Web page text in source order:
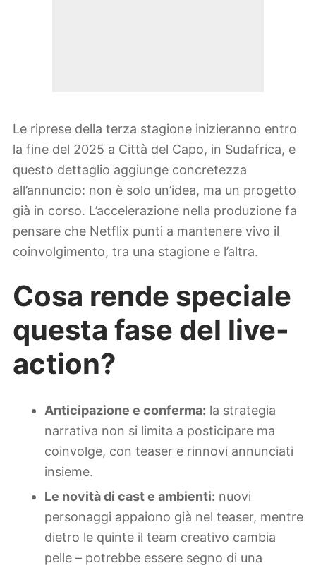
Le riprese della terza stagione inizieranno entro
la fine del 2025 a Città del Capo, in Sudafrica, e
questo dettaglio aggiunge concretezza
all’annuncio: non è solo un’idea, ma un progetto
già in corso. L’accelerazione nella produzione fa
pensare che Netflix punti a mantenere vivo il
coinvolgimento, tra una stagione e l’altra.
Cosa rende speciale
questa fase del live-
action?
Anticipazione e conferma: la strategia
narrativa non si limita a posticipare ma
coinvolge, con teaser e rinnovi annunciati
insieme.
Le novità di cast e ambienti: nuovi
personaggi appaiono già nel teaser, mentre
dietro le quinte il team creativo cambia
pelle – potrebbe essere segno di una